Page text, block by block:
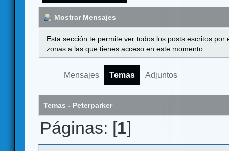
Mostrar Mensajes
Esta sección te permite ver todos los posts escritos
zonas a las que tienes acceso en este momento.
Mensajes Temas Adjuntos
Temas - Peterparker
Páginas: [1]